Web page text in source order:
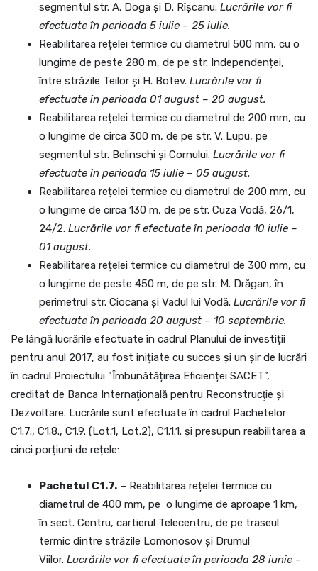
segmentul str. A. Doga și D. Rîșcanu. Lucrările vor fi
efectuate în perioada 5 iulie – 25 iulie.
Reabilitarea rețelei termice cu diametrul 500 mm, cu o
lungime de peste 280 m, de pe str. Independenței,
între străzile Teilor și H. Botev. Lucrările vor fi
efectuate în perioada 01 august – 20 august.
Reabilitarea rețelei termice cu diametrul de 200 mm, cu
o lungime de circa 300 m, de pe str. V. Lupu, pe
segmentul str. Belinschi și Cornului. Lucrările vor fi
efectuate în perioada 15 iulie – 05 august.
Reabilitarea rețelei termice cu diametrul de 200 mm, cu
o lungime de circa 130 m, de pe str. Cuza Vodă, 26/1,
24/2. Lucrările vor fi efectuate în perioada 10 iulie –
01 august.
Reabilitarea rețelei termice cu diametrul de 300 mm, cu
o lungime de peste 450 m, de pe str. M. Drăgan, în
perimetrul str. Ciocana și Vadul lui Vodă. Lucrările vor fi
efectuate în perioada 20 august – 10 septembrie.
Pe lângă lucrările efectuate în cadrul Planului de investiții
pentru anul 2017, au fost inițiate cu succes și un șir de lucrări
în cadrul Proiectului ”Îmbunătățirea Eficienței SACET”,
creditat de Banca Internaţională pentru Reconstrucţie şi
Dezvoltare. Lucrările sunt efectuate în cadrul Pachetelor
C1.7., C1.8., C1.9. (Lot.1, Lot.2), C1.1.1. și presupun reabilitarea a
cinci porțiuni de rețele:
Pachetul C1.7. – Reabilitarea rețelei termice cu
diametrul de 400 mm, pe o lungime de aproape 1 km,
în sect. Centru, cartierul Telecentru, de pe traseul
termic dintre străzile Lomonosov și Drumul
Viilor. Lucrările vor fi efectuate în perioada 28 iunie –